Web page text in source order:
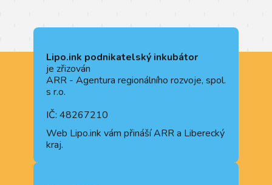
Lipo.ink podnikatelský inkubátor
je zřizován
ARR - Agentura regionálního rozvoje, spol.
s r.o.
IČ: 48267210
Web Lipo.ink vám přináší ARR a Liberecký
kraj.